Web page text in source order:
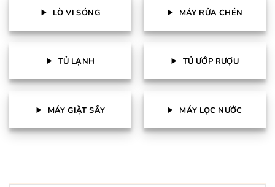
LÒ VI SÓNG MÁY RỬA CHÉN
TỦ LẠNH TỦ ƯỚP RƯỢU
MÁY GIẶT SẤY MÁY LỌC NƯỚC